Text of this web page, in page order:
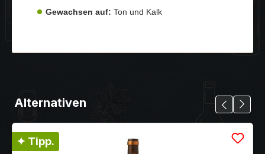
Gewachsen auf: Ton und Kalk
Alternativen
✦ Tipp.